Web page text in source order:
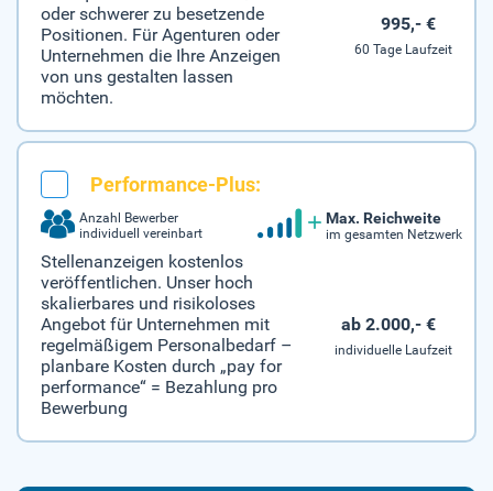
oder schwerer zu besetzende
Positionen. Für Agenturen oder
Unternehmen die Ihre Anzeigen
von uns gestalten lassen
möchten.
995,- €
60 Tage Laufzeit
Performance-Plus:
Anzahl Bewerber
individuell vereinbart
Max. Reichweite
im gesamten Netzwerk
Stellenanzeigen kostenlos
veröffentlichen. Unser hoch
skalierbares und risikoloses
Angebot für Unternehmen mit
regelmäßigem Personalbedarf –
planbare Kosten durch „pay for
performance“ = Bezahlung pro
Bewerbung
ab 2.000,- €
individuelle Laufzeit